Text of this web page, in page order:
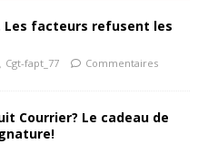
Les facteurs refusent les
Cgt-fapt_77
Commentaires
Courrier? Le cadeau de